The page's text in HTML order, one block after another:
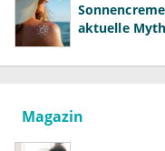
aktuelle
Magazin